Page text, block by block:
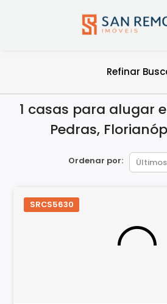
Refinar
1 casas para alugar
Pedras,
Ordenar por:
SRCS5630